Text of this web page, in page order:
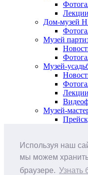
Используя наш
мы можем
браузере. Узнать
Дом-музей
Музей
Музей-
Музей-
Анонс
О музее